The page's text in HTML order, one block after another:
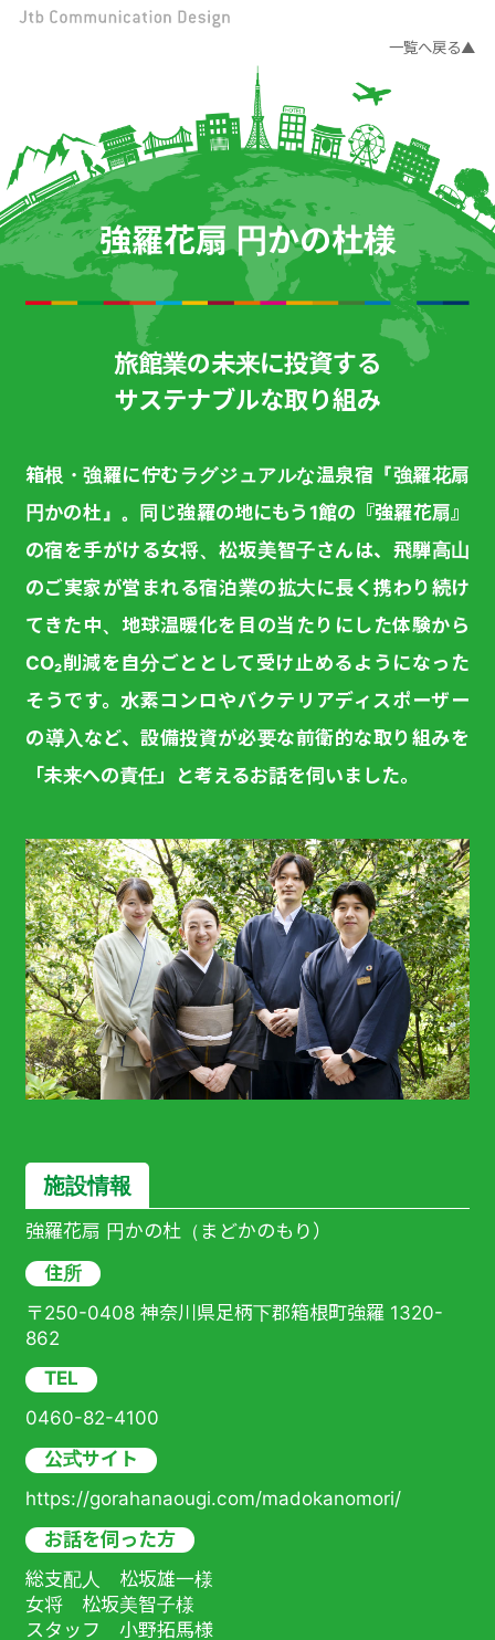
一覧へ戻る
強羅花扇 円かの杜様
旅館業の未来に投資する
サステナブルな取り組み
箱根・強羅に佇むラグジュアルな温泉宿『強羅花扇
円かの杜』。同じ強羅の地にもう1館の『強羅花扇』
の宿を手がける女将、松坂美智子さんは、飛騨高山
のご実家が営まれる宿泊業の拡大に長く携わり続け
てきた中、地球温暖化を目の当たりにした体験から
CO₂削減を自分ごととして受け止めるようになった
そうです。水素コンロやバクテリアディスポーザー
の導入など、設備投資が必要な前衛的な取り組みを
「未来への責任」と考えるお話を伺いました。
施設情報
強羅花扇 円かの杜（まどかのもり）
住所
〒250-0408 神奈川県足柄下郡箱根町強羅 1320-
862
TEL
0460-82-4100
公式サイト
https://gorahanaougi.com/madokanomori/
お話を伺った方
総支配人 松坂雄一様
女将 松坂美智子様
スタッフ 小野拓馬様